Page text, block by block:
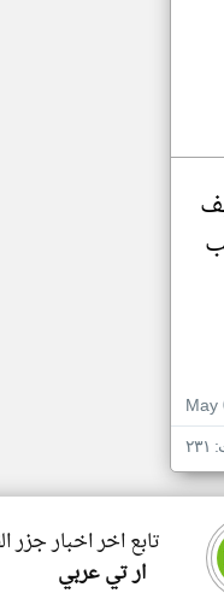
تابع اخر اخبار جزر
ار تي عربي